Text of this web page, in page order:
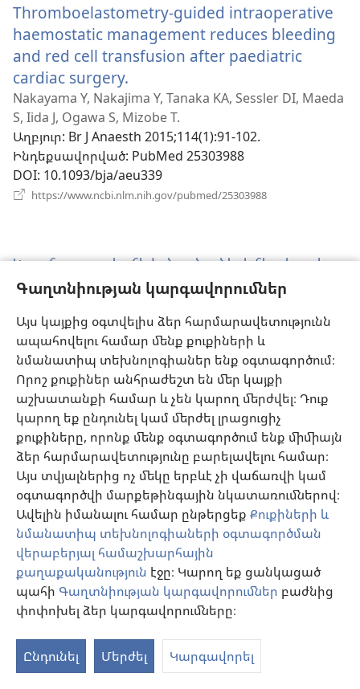
Գաղտնիության կարգավորումներ
Այս կայքից օգտվելիս ձեր հարմարավետությունն
ապահովելու համար մենք քուքիների և
նմանատիպ տեխնոլոգիաներ ենք օգտագործում։
Որոշ քուքիներ անհրաժեշտ են մեր կայքի
աշխատանքի համար և չեն կարող մերժվել։ Դուք
կարող եք ընդունել կամ մերժել լրացուցիչ
քուքիները, որոնք մենք օգտագործում ենք միմիայն
ձեր հարմարավետությունը բարելավելու համար։
Այս տվյալներից ոչ մեկը երբևէ չի վաճառվի կամ
օգտագործվի մարքեթինգային նկատառումներով։
Ավելին իմանալու համար ընթերցեք Քուքիների և
նմանատիպ տեխնոլոգիաների օգտագործման
վերաբերյալ համաշխարհային
քաղաքականություն էջը։ Կարող եք ցանկացած
պահի Գաղտնիության կարգավորումներ բաժնից
փոփոխել ձեր կարգավորումները։
Ընդունել Մերժել Կարգավորել
պատուհան)
Thromboelastometry-guided intraoperative
haemostatic management reduces bleeding
and red cell transfusion after paediatric
cardiac surgery.
է
նոր
պատուհան)
Nakayama Y, Nakajima Y, Tanaka KA, Sessler DI, Maeda
S, Iida J, Ogawa S, Mizobe T.
Աղբյուր‎: Br J Anaesth 2015;114(1):91-102.
Ինդեքսավորված‎: PubMed 25303988
DOI‎: 10.1093/bja/aeu339
https://www.ncbi.nlm.nih.gov/pubmed/25303988
Կապ հաստատեք հիվանդանոցների հետ կապի
կոմիտեի (ՀԿԿ)՝ տեղի ներկայացուցիչների հետ
Կապ հաստատեք տեղի ներկայացուցիչների հետ,
ովքեր անվճար օգնություն են տրամադրում Վկա
պացիենտներին բուժող բժիշկներին։
Կոնտակտ
Բժշկական տեղեկատվության նյութեր
Թեմաներ։ Առանց արյան փոխներարկման
բուժմեթոդներ՝ արյունահոսության, ինչպես նաև
սակավարյունության դեմ պայքարելու համար։
Բուժմեթոդների վերաբերյալ Եհովայի վկաների
կրոնական դիրքորոշումը և բարոյական
սկզբունքները։ Տեղեկություններ հիվանդանոցների
հետ կապի կոմիտեների համաշխարհային ցանցի՝
բժիշկների հետ համագործակցության մասին։
Տեսնել բեռնումները